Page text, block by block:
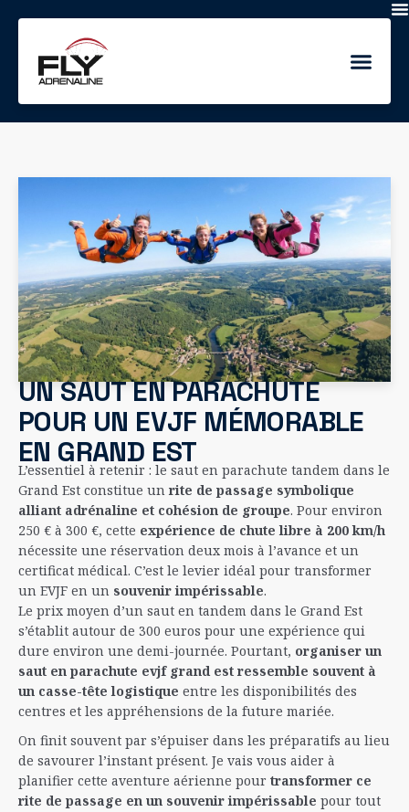
UN SAUT EN PARACHUTE
POUR UN EVJF MÉMORABLE
EN GRAND EST
L’essentiel à retenir : le saut en parachute tandem dans le
Grand Est constitue un rite de passage symbolique
alliant adrénaline et cohésion de groupe. Pour environ
250 € à 300 €, cette expérience de chute libre à 200 km/h
nécessite une réservation deux mois à l’avance et un
certificat médical. C’est le levier idéal pour transformer
un EVJF en un souvenir impérissable.
Le prix moyen d’un saut en tandem dans le Grand Est
s’établit autour de 300 euros pour une expérience qui
dure environ une demi-journée. Pourtant, organiser un
saut en parachute evjf grand est ressemble souvent à
un casse-tête logistique entre les disponibilités des
centres et les appréhensions de la future mariée.
On finit souvent par s’épuiser dans les préparatifs au lieu
de savourer l’instant présent. Je vais vous aider à
planifier cette aventure aérienne pour transformer ce
rite de passage en un souvenir impérissable pour tout